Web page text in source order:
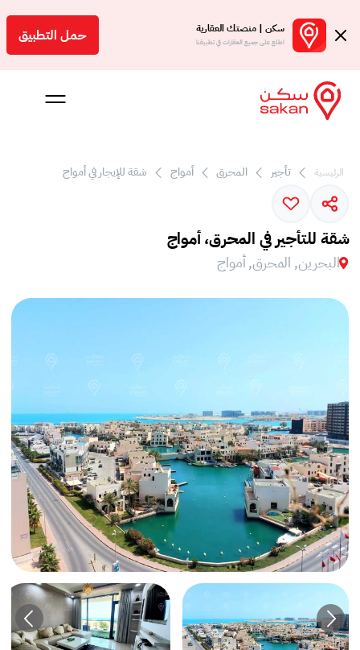
سكن | منصتك العقارية
اطلع على جميع العقارات في تطبيقنا حمل التطبيق
الرئيسية تأجير المحرق أمواج شقة للإيجار في أمواج
شقة للتأجير في المحرق، أمواج
البحرين, المحرق, أمواج